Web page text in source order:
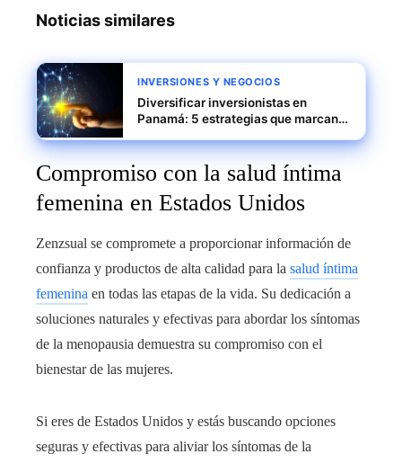
Noticias similares
INVERSIONES Y NEGOCIOS
Diversificar inversionistas en
Panamá: 5 estrategias que marcan
Compromiso con la salud íntima
femenina en Estados Unidos
Zenzsual se compromete a proporcionar información de
confianza y productos de alta calidad para la salud íntima
femenina en todas las etapas de la vida. Su dedicación a
soluciones naturales y efectivas para abordar los síntomas
de la menopausia demuestra su compromiso con el
bienestar de las mujeres.
Si eres de Estados Unidos y estás buscando opciones
seguras y efectivas para aliviar los síntomas de la